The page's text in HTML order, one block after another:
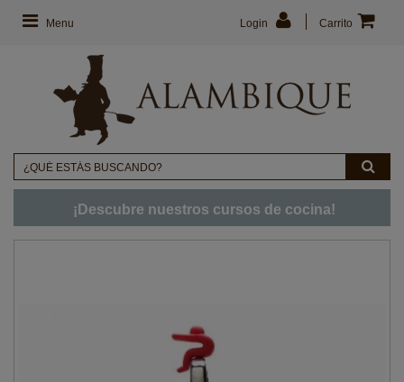
Menu Carrito
Login
¡Descubre nuestros cursos de cocina!